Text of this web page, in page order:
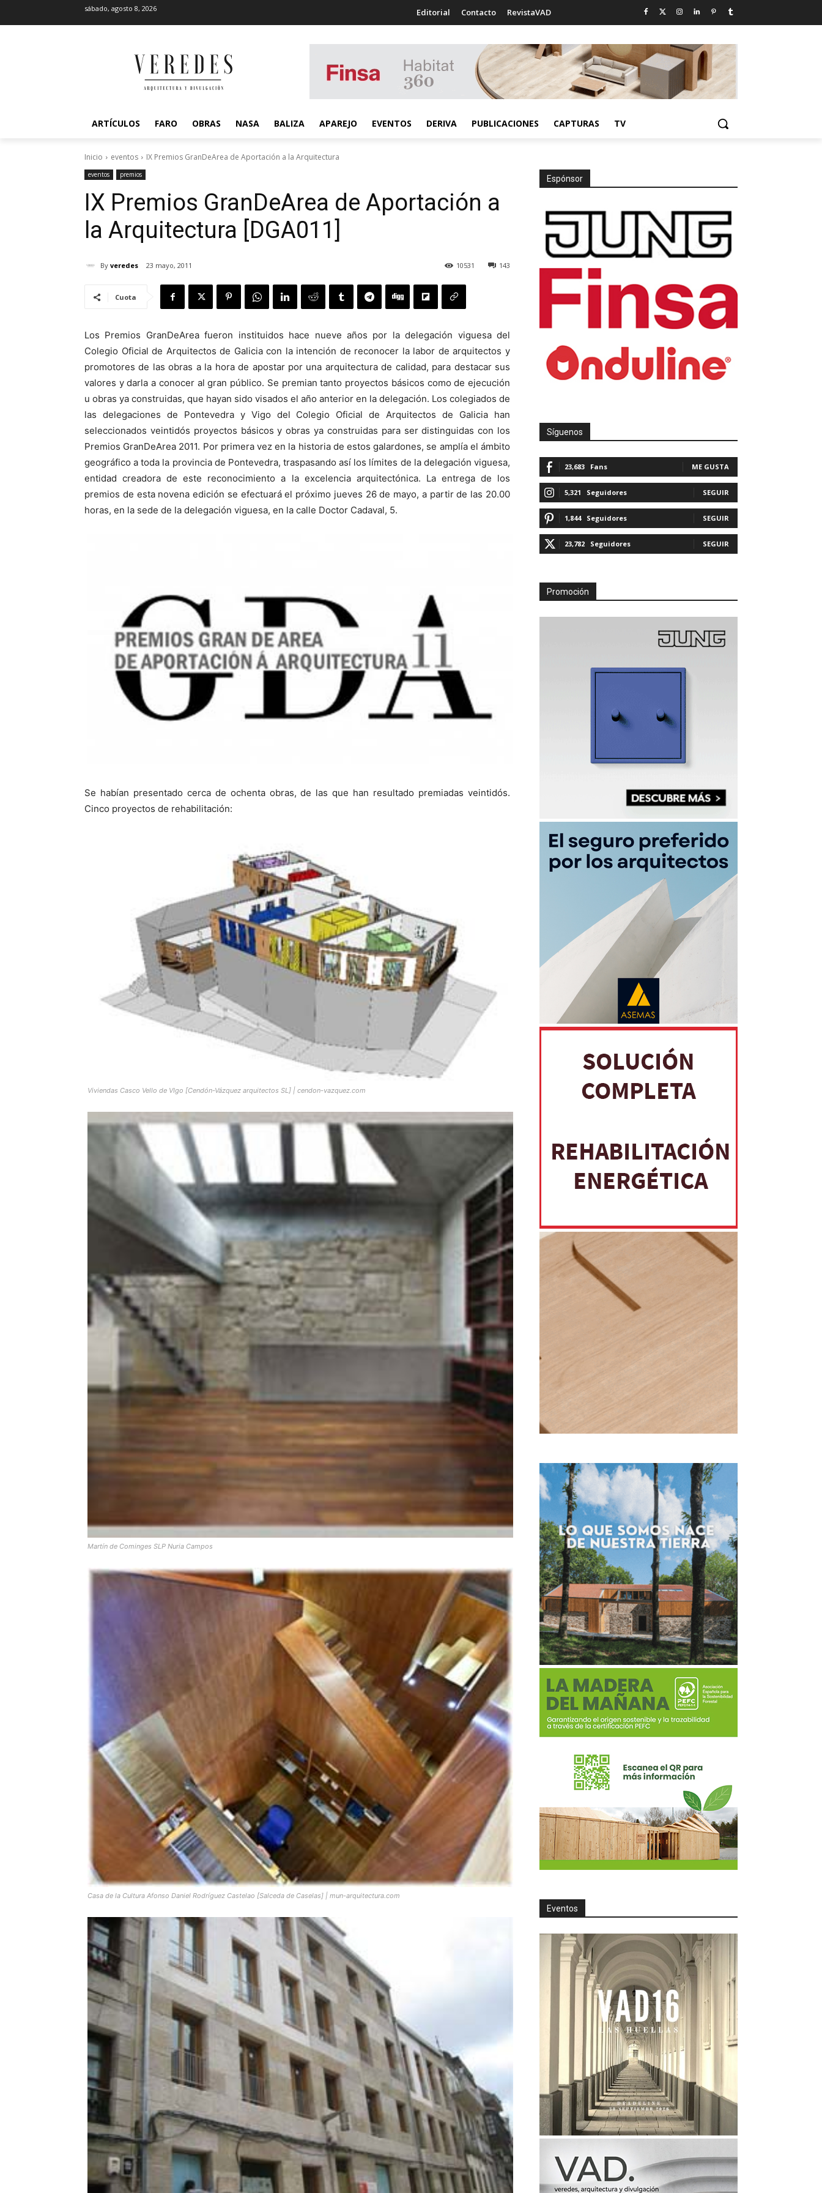
sábado, agosto 8, 2026 Editorial Contacto RevistaVAD
ARTÍCULOS FARO OBRAS NASA BALIZA APAREJO EVENTOS DERIVA PUBLICACIONES CAPTURAS TV
Inicio eventos IX Premios GranDeArea de Aportación a la Arquitectura
eventos premios
IX Premios GranDeArea de Aportación a
la Arquitectura [DGA011]
By veredes 23 mayo, 2011 143
10531
Cuota
Los Premios GranDeArea fueron instituidos hace nueve años por la delegación viguesa del
Colegio Oficial de Arquitectos de Galicia con la intención de reconocer la labor de arquitectos y
promotores de las obras a la hora de apostar por una arquitectura de calidad, para destacar sus
valores y darla a conocer al gran público. Se premian tanto proyectos básicos como de ejecución
u obras ya construidas, que hayan sido visados el año anterior en la delegación. Los colegiados de
las delegaciones de Pontevedra y Vigo del Colegio Oficial de Arquitectos de Galicia han
seleccionados veintidós proyectos básicos y obras ya construidas para ser distinguidas con los
Premios GranDeArea 2011. Por primera vez en la historia de estos galardones, se amplía el ámbito
geográfico a toda la provincia de Pontevedra, traspasando así los límites de la delegación viguesa,
entidad creadora de este reconocimiento a la excelencia arquitectónica. La entrega de los
premios de esta novena edición se efectuará el próximo jueves 26 de mayo, a partir de las 20.00
horas, en la sede de la delegación viguesa, en la calle Doctor Cadaval, 5.
Se habían presentado cerca de ochenta obras, de las que han resultado premiadas veintidós.
Cinco proyectos de rehabilitación:
Viviendas Casco Vello de VIgo [Cendón-Vázquez arquitectos SL] | cendon-vazquez.com
Martín de Cominges SLP Nuria Campos
Casa de la Cultura Afonso Daniel Rodríguez Castelao [Salceda de Caselas] | mun-arquitectura.com
Espónsor
Síguenos
23,683 Fans ME GUSTA
5,321 Seguidores SEGUIR
1,844 Seguidores SEGUIR
23,782 Seguidores SEGUIR
Promoción
Eventos